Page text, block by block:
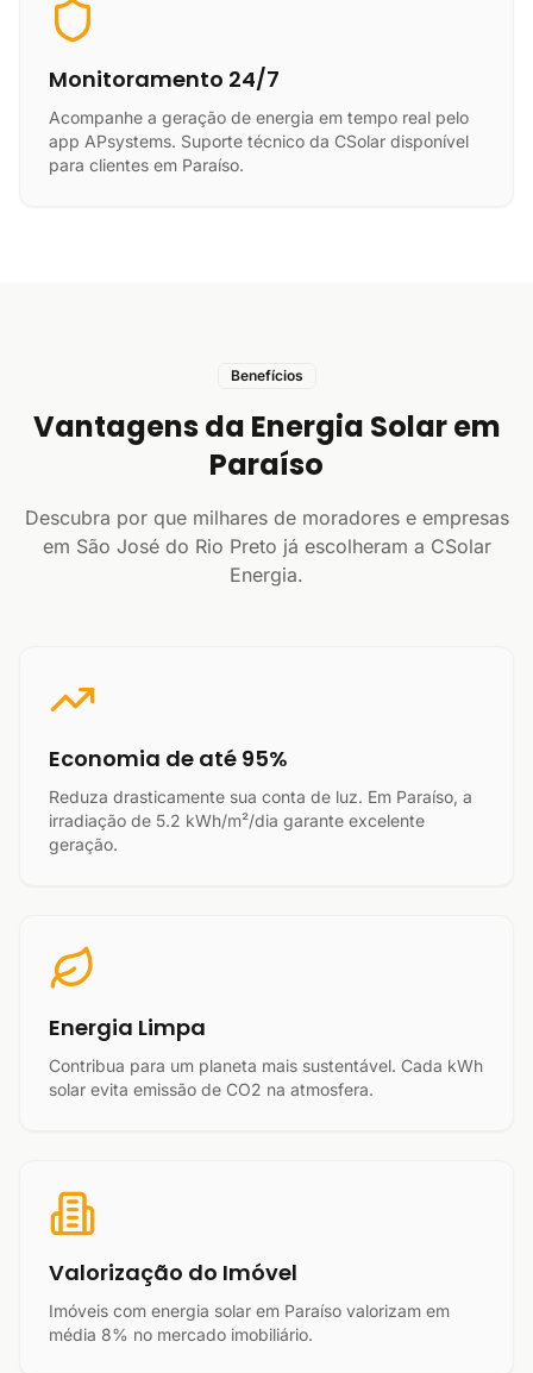
Monitoramento 24/7
Acompanhe a geração de energia em tempo real pelo
app APsystems. Suporte técnico da CSolar disponível
para clientes em Paraíso.
Benefícios
Vantagens da Energia Solar em
Paraíso
Descubra por que milhares de moradores e empresas
em São José do Rio Preto já escolheram a CSolar
Energia.
Economia de até 95%
Reduza drasticamente sua conta de luz. Em Paraíso, a
irradiação de 5.2 kWh/m²/dia garante excelente
geração.
Energia Limpa
Contribua para um planeta mais sustentável. Cada kWh
solar evita emissão de CO2 na atmosfera.
Valorização do Imóvel
Imóveis com energia solar em Paraíso valorizam em
média 8% no mercado imobiliário.